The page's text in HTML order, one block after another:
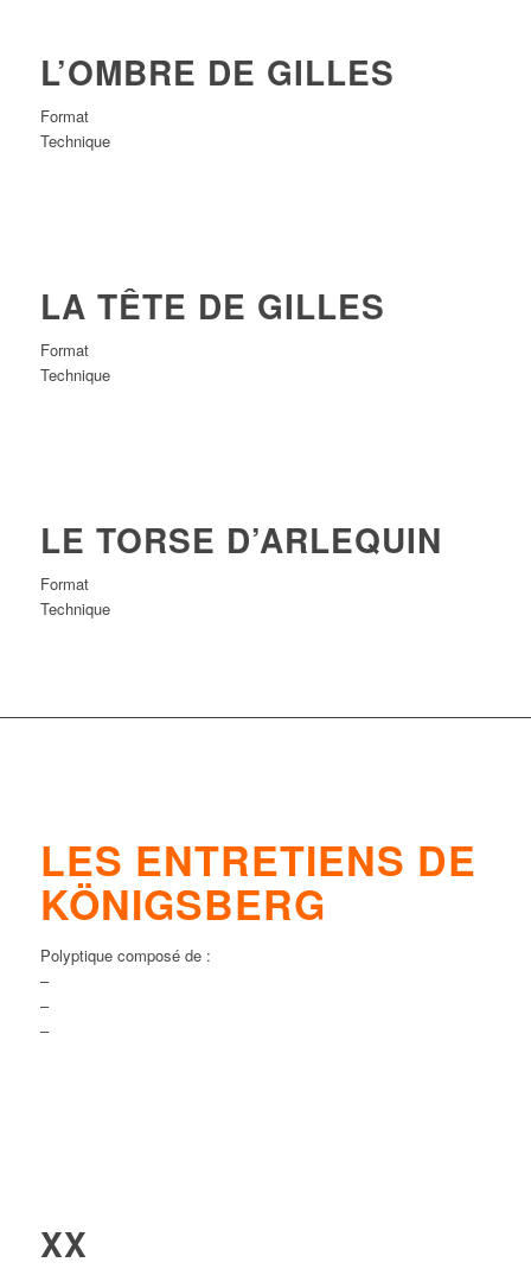
L’OMBRE DE GILLES
Format
Technique
LA TÊTE DE GILLES
Format
Technique
LE TORSE D’ARLEQUIN
Format
Technique
LES ENTRETIENS DE
KÖNIGSBERG
Polyptique composé de :
–
–
–
XX